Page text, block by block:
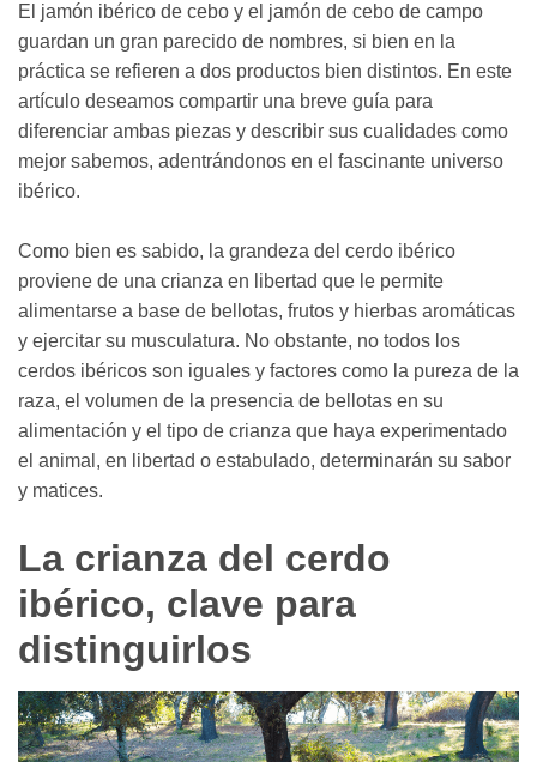
El jamón ibérico de cebo y el jamón de cebo de campo
guardan un gran parecido de nombres, si bien en la
práctica se refieren a dos productos bien distintos. En este
artículo deseamos compartir una breve guía para
diferenciar ambas piezas y describir sus cualidades como
mejor sabemos, adentrándonos en el fascinante universo
ibérico.
Como bien es sabido, la grandeza del cerdo ibérico
proviene de una crianza en libertad que le permite
alimentarse a base de bellotas, frutos y hierbas aromáticas
y ejercitar su musculatura. No obstante, no todos los
cerdos ibéricos son iguales y factores como la pureza de la
raza, el volumen de la presencia de bellotas en su
alimentación y el tipo de crianza que haya experimentado
el animal, en libertad o estabulado, determinarán su sabor
y matices.
La crianza del cerdo
ibérico, clave para
distinguirlos